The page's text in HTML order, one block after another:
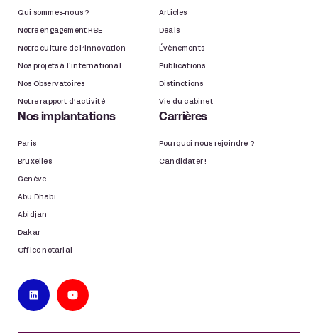
Qui sommes-nous ?
Notre engagement RSE
Notre culture de l’innovation
Nos projets à l’international
Nos Observatoires
Notre rapport d’activité
Articles
Deals
Évènements
Publications
Distinctions
Vie du cabinet
Nos implantations
Paris
Bruxelles
Genève
Abu Dhabi
Abidjan
Dakar
Office notarial
Carrières
Pourquoi nous rejoindre ?
Candidater !